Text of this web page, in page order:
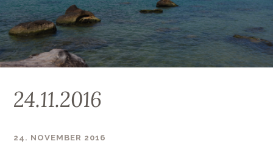
24.11.2016
24. NOVEMBER 2016